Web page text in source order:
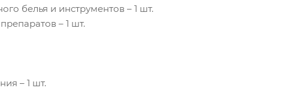
белья и инструментов – 1 шт.
– 1 шт.
– 1 шт.